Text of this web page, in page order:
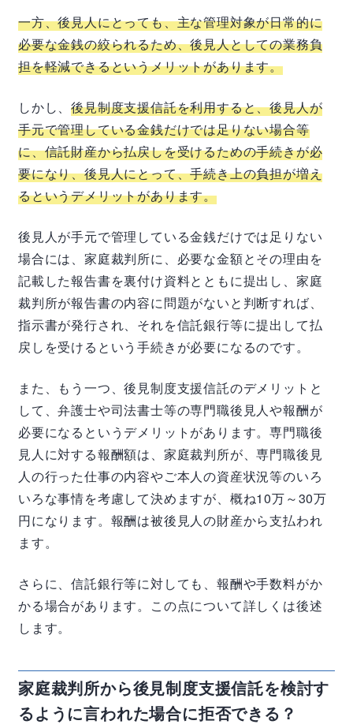
一方、後見人にとっても、主な管理対象が日常的に
必要な金銭の絞られるため、後見人としての業務負
担を軽減できるというメリットがあります。
しかし、後見制度支援信託を利用すると、後見人が
手元で管理している金銭だけでは足りない場合等
に、信託財産から払戻しを受けるための手続きが必
要になり、後見人にとって、手続き上の負担が増え
るというデメリットがあります。
後見人が手元で管理している金銭だけでは足りない
場合には、家庭裁判所に、必要な金額とその理由を
記載した報告書を裏付け資料とともに提出し、家庭
裁判所が報告書の内容に問題がないと判断すれば、
指示書が発行され、それを信託銀行等に提出して払
戻しを受けるという手続きが必要になるのです。
また、もう一つ、後見制度支援信託のデメリットと
して、弁護士や司法書士等の専門職後見人や報酬が
必要になるというデメリットがあります。専門職後
見人に対する報酬額は、家庭裁判所が、専門職後見
人の行った仕事の内容やご本人の資産状況等のいろ
いろな事情を考慮して決めますが、概ね10万～30万
円になります。報酬は被後見人の財産から支払われ
ます。
さらに、信託銀行等に対しても、報酬や手数料がか
かる場合があります。この点について詳しくは後述
します。
家庭裁判所から後見制度支援信託を検討す
るように言われた場合に拒否できる？